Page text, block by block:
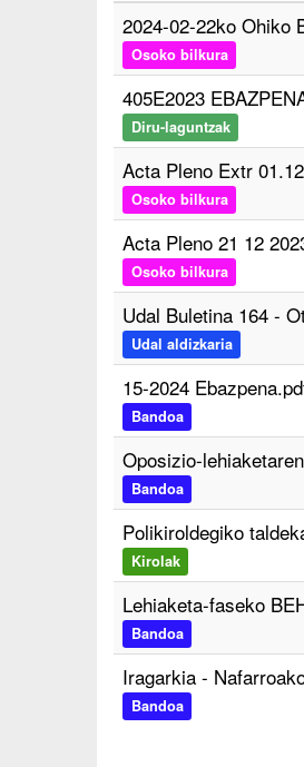
2024-02-22ko Ohiko
Osoko bilkura
405E2023
Diru-laguntzak
Acta Pleno Extr
Osoko bilkura
Acta Pleno 21 12
Osoko bilkura
Udal Buletina 164 -
Udal aldizkaria
15-2024
Bandoa
Oposizio-
Bandoa
Polikiroldegiko
Kirolak
Lehiaketa-faseko
Bandoa
Iragarkia -
Bandoa